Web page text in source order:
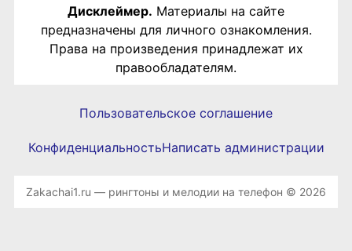
Дисклеймер. Материалы на сайте
предназначены для личного ознакомления.
Права на произведения принадлежат их
правообладателям.
Пользовательское соглашение
КонфиденциальностьНаписать администрации
Zakachai1.ru — рингтоны и мелодии на телефон © 2026